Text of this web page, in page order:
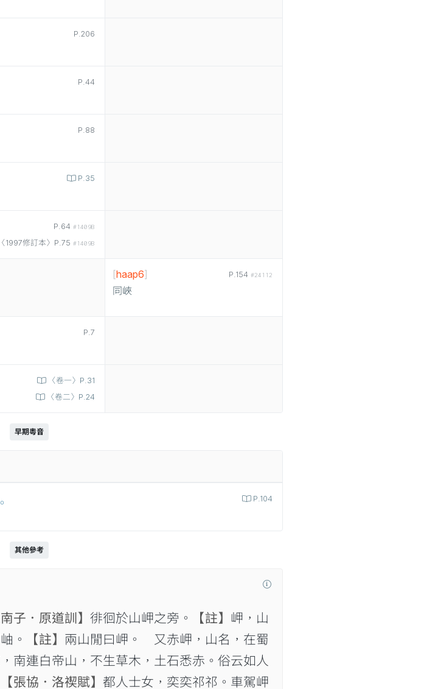
P.206
P.44
P.88
P.35
P.64 #1409B
〈1997修訂本〉P.75 #1409B
P.154 #24112
[haap6]
同峽
P.7
〈卷一〉P.31
〈卷二〉P.24
早期粵音
P.104
其他參考
南子．原道訓】 徘徊於山岬之旁。 【註】 岬，山
。 【註】 兩山閒曰岬。 又赤岬，山名，在蜀
南連白帝山，不生草木，土石悉赤。俗云如人
【張協．洛禊賦】 都人士女，奕奕祁祁。車駕岬